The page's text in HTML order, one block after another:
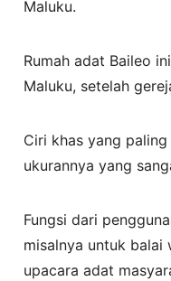
Maluku.
Rumah adat Baileo
Maluku, setelah
Ciri khas yang
ukurannya yang
Fungsi dari
misalnya untuk balai
upacara adat